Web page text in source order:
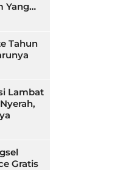
Yang
Tahun
Lambat
Gratis